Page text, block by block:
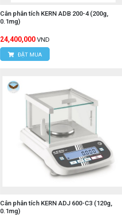
Cân phân tích KERN ADB 200-4 (200g,
0.1mg)
24,400,000 VND
ĐẶT MUA
Cân phân tích KERN ADJ 600-C3 (120g,
0.1mg)